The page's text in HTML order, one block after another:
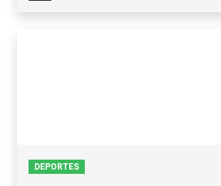
DEPORTES